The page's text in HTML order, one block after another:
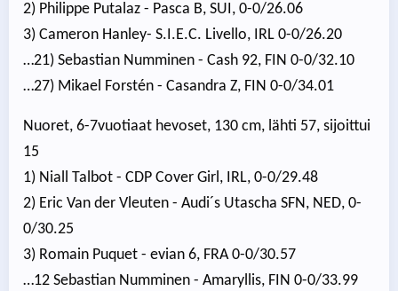
2) Philippe Putalaz - Pasca B, SUI, 0-0/26.06
3) Cameron Hanley- S.I.E.C. Livello, IRL 0-0/26.20
…21) Sebastian Numminen - Cash 92, FIN 0-0/32.10
…27) Mikael Forstén - Casandra Z, FIN 0-0/34.01
Nuoret, 6-7vuotiaat hevoset, 130 cm, lähti 57, sijoittui
15
1) Niall Talbot - CDP Cover Girl, IRL, 0-0/29.48
2) Eric Van der Vleuten - Audi´s Utascha SFN, NED, 0-
0/30.25
3) Romain Puquet - evian 6, FRA 0-0/30.57
…12 Sebastian Numminen - Amaryllis, FIN 0-0/33.99